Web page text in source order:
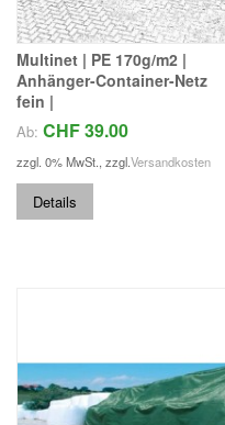
Multinet | PE 170g/m2 |
Anhänger-Container-Netz
fein |
Ab: CHF 39.00
zzgl. 0% MwSt., zzgl.Versandkosten
Details